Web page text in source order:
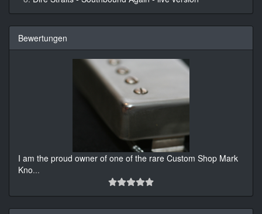
Bewertungen
I am the proud owner of one of the rare Custom Shop Mark
Kno...